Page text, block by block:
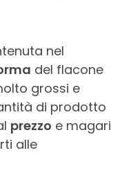
nel
del flacone
grossi e
di prodotto
prezzo e magari
alle